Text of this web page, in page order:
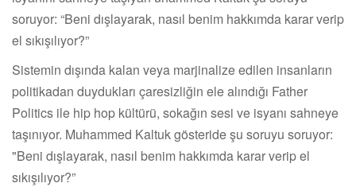
soruyor: “Beni dışlayarak, nasıl benim hakkımda karar verip
el sıkışılıyor?”
Sistemin dışında kalan veya marjinalize edilen insanların
politikadan duydukları çaresizliğin ele alındığı Father
Politics ile hip hop kültürü, sokağın sesi ve isyanı sahneye
taşınıyor. Muhammed Kaltuk gösteride şu soruyu soruyor:
"Beni dışlayarak, nasıl benim hakkımda karar verip el
sıkışılıyor?”